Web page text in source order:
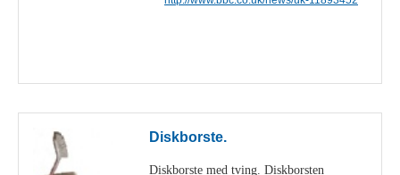
Diskborste.
Diskborste med tving. Diskborsten